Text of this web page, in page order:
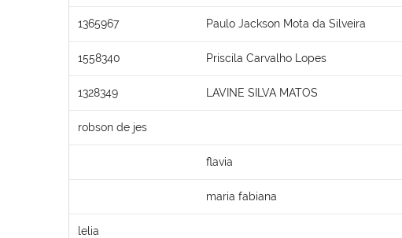
1365967 Paulo Jackson Mota da Silveira
1558340 Priscila Carvalho Lopes
1328349 LAVINE SILVA MATOS
robson de jes
flavia
maria fabiana
lelia